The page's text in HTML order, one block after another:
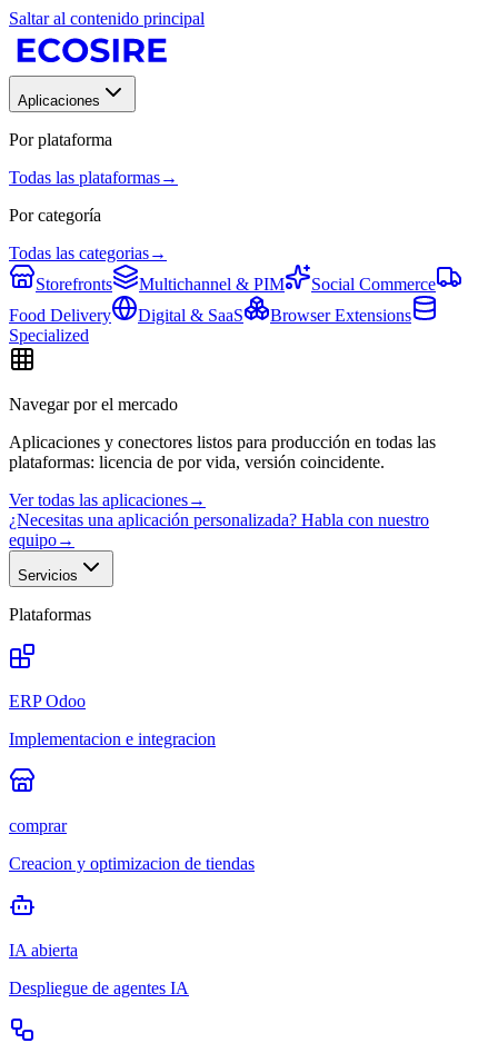
Saltar al contenido principal
Aplicaciones
Por plataforma
Todas las plataformas→
Por categoría
Todas las categorias→
Storefronts
Multichannel & PIM
Social Commerce
Food Delivery
Digital & SaaS
Browser Extensions
Specialized
Navegar por el mercado
Aplicaciones y conectores listos para producción en todas las
plataformas: licencia de por vida, versión coincidente.
Ver todas las aplicaciones→
¿Necesitas una aplicación personalizada? Habla con nuestro
equipo→
Servicios
Plataformas
ERP Odoo
Implementacion e integracion
comprar
Creacion y optimizacion de tiendas
IA abierta
Despliegue de agentes IA